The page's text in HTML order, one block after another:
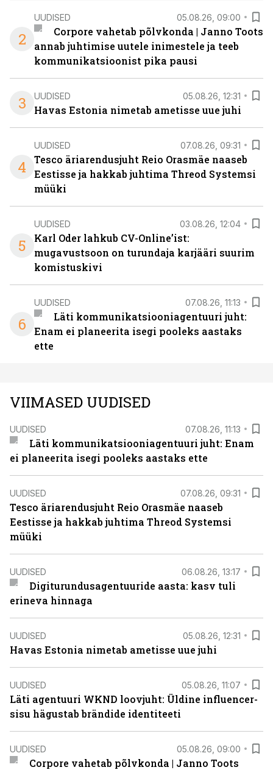
2
UUDISED 05.08.26, 09:00
Corpore vahetab põlvkonda | Janno Toots
annab juhtimise uutele inimestele ja teeb
kommunikatsioonist pika pausi
3 UUDISED 05.08.26, 12:31
Havas Estonia nimetab ametisse uue juhi
4
UUDISED 07.08.26, 09:31
Tesco äriarendusjuht Reio Orasmäe naaseb
Eestisse ja hakkab juhtima Threod Systemsi
müüki
5
UUDISED 03.08.26, 12:04
Karl Oder lahkub CV-Online’ist:
mugavustsoon on turundaja karjääri suurim
komistuskivi
6
UUDISED 07.08.26, 11:13
Läti kommunikatsiooniagentuuri juht:
Enam ei planeerita isegi pooleks aastaks
ette
VIIMASED UUDISED
UUDISED 07.08.26, 11:13
Läti kommunikatsiooniagentuuri juht: Enam
ei planeerita isegi pooleks aastaks ette
UUDISED 07.08.26, 09:31
Tesco äriarendusjuht Reio Orasmäe naaseb
Eestisse ja hakkab juhtima Threod Systemsi
müüki
UUDISED 06.08.26, 13:17
Digiturundusagentuuride aasta: kasv tuli
erineva hinnaga
UUDISED 05.08.26, 12:31
Havas Estonia nimetab ametisse uue juhi
UUDISED 05.08.26, 11:07
Läti agentuuri WKND loovjuht: Üldine influencer-
sisu hägustab brändide identiteeti
UUDISED 05.08.26, 09:00
Corpore vahetab põlvkonda | Janno Toots